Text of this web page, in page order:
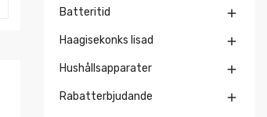
Batteritid 
Haagisekonks lisad 
Hushållsapparater 
Rabatterbjudande 